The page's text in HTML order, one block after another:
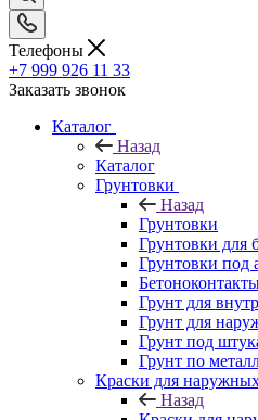
Телефоны
+7 999 926 11 33
Заказать звонок
Каталог
Назад
Каталог
Грунтовки
Назад
Грунтовки
Грунтовки для
Грунтовки под
Грунт для
Грунт для
Грунт под
Грунт по
Краски для
Назад